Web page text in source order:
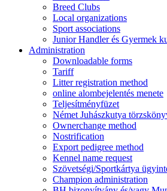
Breed Clubs
Local organizations
Sport associations
Junior Handler és Gyermek
Administration
Downloadable forms
Tariff
Litter registration method
online alombejelentés menete
Teljesítményfüzet
Német Juhászkutya
Ownerchange method
Nostrification
Export pedigree method
Kennel name request
Szövetségi/Sportkártya
Champion administration